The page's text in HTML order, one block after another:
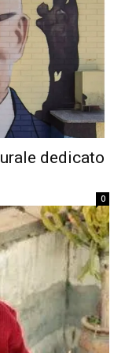
dedicato
0